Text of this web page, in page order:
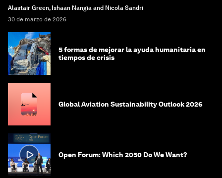
Alastair Green, Ishaan Nangia and Nicola Sandri
30 de marzo de 2026
5 formas de mejorar la ayuda humanitaria en
tiempos de crisis
Global Aviation Sustainability Outlook 2026
Open Forum: Which 2050 Do We Want?